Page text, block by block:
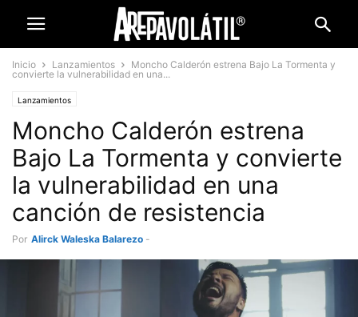
Inicio Lanzamientos
Moncho Calderón estrena Bajo La Tormenta y
convierte la vulnerabilidad en una...
Lanzamientos
Moncho Calderón estrena
Bajo La Tormenta y convierte
la vulnerabilidad en una
canción de resistencia
Por Alirck Waleska Balarezo -